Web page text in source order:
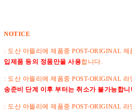
NOTICE
: 도산 아뜰리에 제품중 POST-ORIGINAL 제
입제품 등의 정품만을 사용합니다.
: 도산 아뜰리에 제품중 POST-ORIGINAL 라
송준비 단계 이후 부터는 취소가 불가능합니
: 도산 아뜰리에 제품중 POST-ORIGINAL 라